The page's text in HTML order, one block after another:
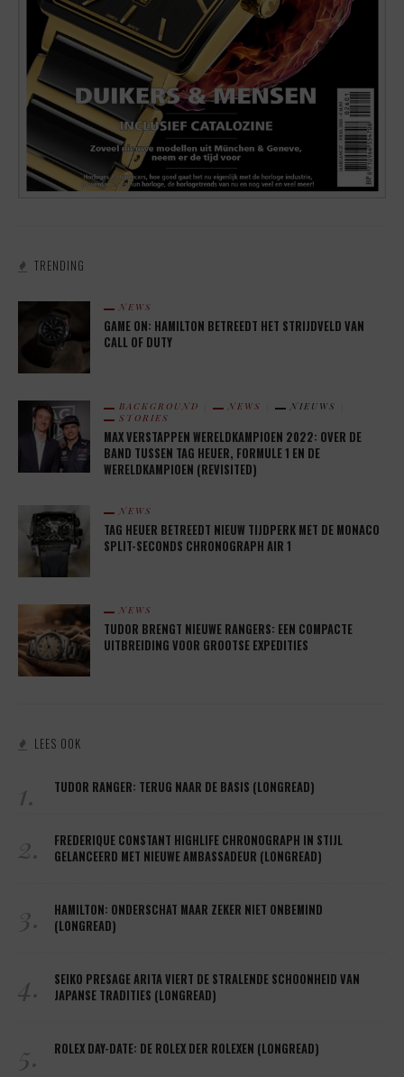
TRENDING
NEWS
GAME ON: HAMILTON BETREEDT HET STRIJDVELD VAN
CALL OF DUTY
BACKGROUND NEWS
NIEUWS
STORIES
MAX VERSTAPPEN WERELDKAMPIOEN 2022: OVER DE
BAND TUSSEN TAG HEUER, FORMULE 1 EN DE
WERELDKAMPIOEN (REVISITED)
NEWS
TAG HEUER BETREEDT NIEUW TIJDPERK MET DE MONACO
SPLIT-SECONDS CHRONOGRAPH AIR 1
NEWS
TUDOR BRENGT NIEUWE RANGERS: EEN COMPACTE
UITBREIDING VOOR GROOTSE EXPEDITIES
LEES OOK
1. TUDOR RANGER: TERUG NAAR DE BASIS (LONGREAD)
2.
FREDERIQUE CONSTANT HIGHLIFE CHRONOGRAPH IN STIJL
GELANCEERD MET NIEUWE AMBASSADEUR (LONGREAD)
3.
HAMILTON: ONDERSCHAT MAAR ZEKER NIET ONBEMIND
(LONGREAD)
4.
SEIKO PRESAGE ARITA VIERT DE STRALENDE SCHOONHEID VAN
JAPANSE TRADITIES (LONGREAD)
5. ROLEX DAY-DATE: DE ROLEX DER ROLEXEN (LONGREAD)